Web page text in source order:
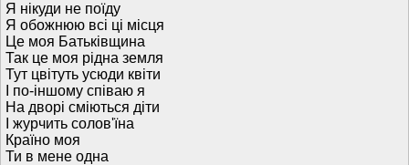
Я нікуди не поїду
Я обожнюю всі ці місця
Це моя Батьківщина
Так це моя рідна земля
Тут цвітуть усюди квіти
І по-іншому співаю я
На дворі сміються діти
І журчить солов'їна
Країно моя
Ти в мене одна